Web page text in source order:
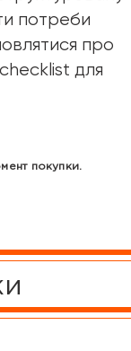
потреби
про
для
покупки.